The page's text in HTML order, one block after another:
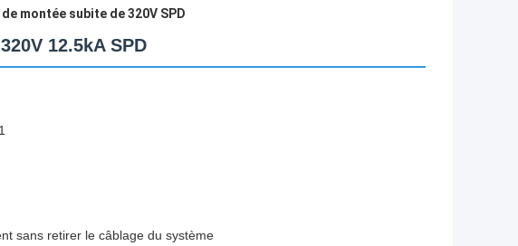
montée subite de 320V SPD
12.5kA SPD
sans retirer le câblage du système